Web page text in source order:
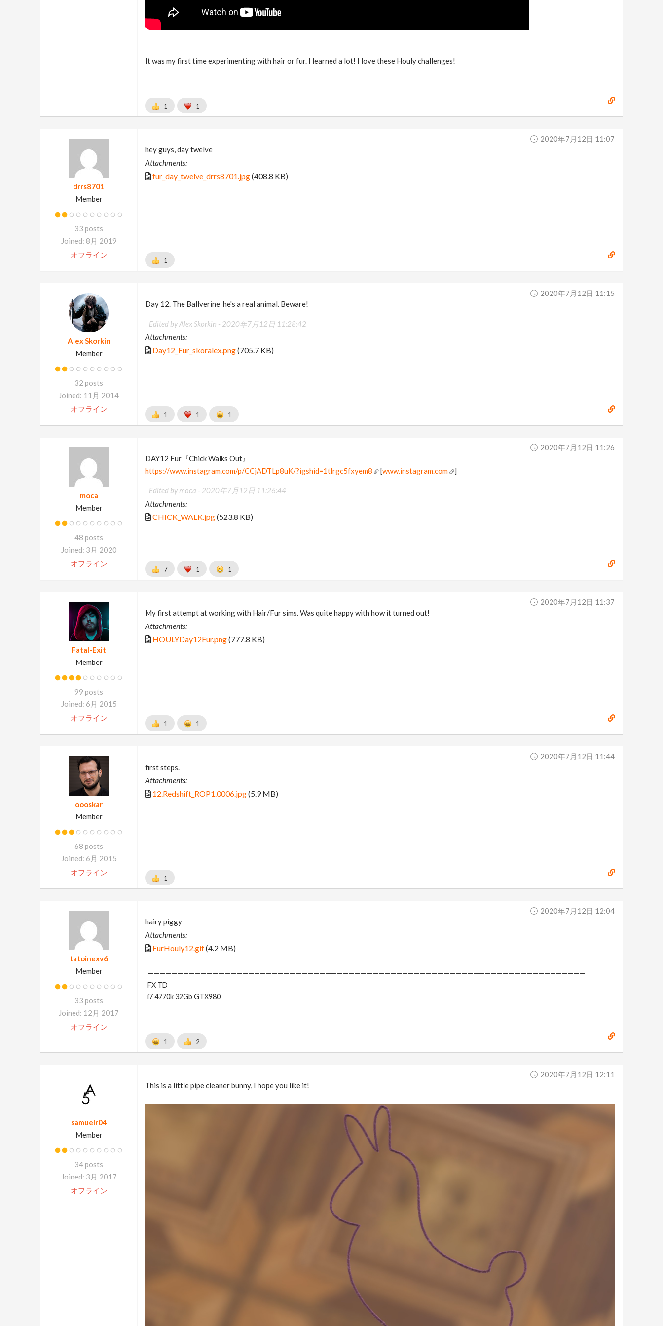
It was my first time experimenting with hair or fur. I learned a lot! I love these Houly challenges!
1 1
drrs8701
Member
33 posts
Joined: 8月 2019
オフライン
2020年7月12日 11:07
hey guys, day twelve
Attachments:
fur_day_twelve_drrs8701.jpg(408.8 KB)
1
Alex Skorkin
Member
32 posts
Joined: 11月 2014
オフライン
2020年7月12日 11:15
Day 12. The Ballverine, he's a real animal. Beware!
Edited by Alex Skorkin - 2020年7月12日 11:28:42
Attachments:
Day12_Fur_skoralex.png(705.7 KB)
1 1 1
moca
Member
48 posts
Joined: 3月 2020
オフライン
2020年7月12日 11:26
DAY12 Fur『Chick Walks Out』
https://www.instagram.com/p/CCjADTLp8uK/?igshid=1tlrgc5fxyem8
[www.instagram.com ]
Edited by moca - 2020年7月12日 11:26:44
Attachments:
CHICK_WALK.jpg(523.8 KB)
7 1 1
Fatal-Exit
Member
99 posts
Joined: 6月 2015
オフライン
2020年7月12日 11:37
My first attempt at working with Hair/Fur sims. Was quite happy with how it turned out!
Attachments:
HOULYDay12Fur.png(777.8 KB)
1 1
oooskar
Member
68 posts
Joined: 6月 2015
オフライン
2020年7月12日 11:44
first steps.
Attachments:
12.Redshift_ROP1.0006.jpg(5.9 MB)
1
tatoinexv6
Member
33 posts
Joined: 12月 2017
オフライン
2020年7月12日 12:04
hairy piggy
Attachments:
FurHouly12.gif(4.2 MB)
——————————————————————————————————————————————————————————————————————————
FX TD
i7 4770k 32Gb GTX980
1 2
samuelr04
Member
34 posts
Joined: 3月 2017
オフライン
2020年7月12日 12:11
This is a little pipe cleaner bunny, I hope you like it!